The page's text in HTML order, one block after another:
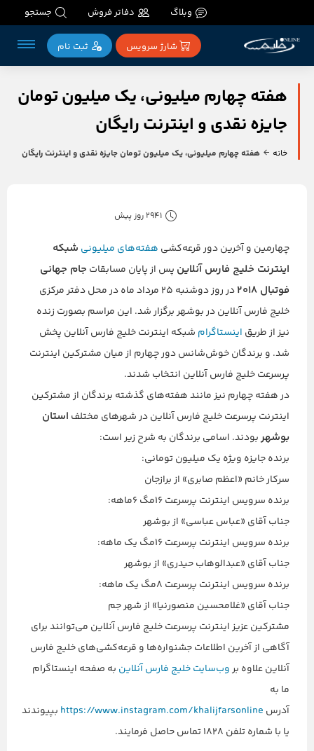
وبلاگ دفاتر فروش جستجو
شارژ سرویس ثبت‌ نام
هفته چهارم میلیونی، یک میلیون تومان
جایزه نقدی و اینترنت رایگان
خانه هفته چهارم میلیونی، یک میلیون تومان جایزه نقدی و اینترنت رایگان
2941 روز پیش
چهارمین و آخرین دور قرعه‌کشی هفته‌های میلیونی شبکه
اینترنت خلیج فارس آنلاین پس از پایان مسابقات جام جهانی
فوتبال ۲۰۱۸
در روز دوشنبه ۲۵ مرداد ماه در محل دفتر مرکزی
خلیج فارس آنلاین در بوشهر برگزار شد. این مراسم بصورت زنده
نیز از طریق اینستاگرام شبکه اینترنت خلیج فارس آنلاین پخش
شد. و برندگان خوش‌شانس دور چهارم از میان مشترکین اینترنت
پرسرعت خلیج فارس آنلاین انتخاب شدند.
در هفته چهارم نیز مانند هفته‌های گذشته برندگان از مشترکین
اینترنت پرسرعت خلیج فارس آنلاین در شهرهای مختلف استان
بوشهربودند. اسامی برندگان به شرح زیر است:
برنده جایزه ویژه یک میلیون تومانی:
سرکار خانم «اعظم صابری» از برازجان
برنده سرویس اینترنت پرسرعت ۱۶مگ ۶ماهه:
جناب آقای «عباس عباسی» از بوشهر
برنده سرویس اینترنت پرسرعت ۱۶مگ یک ماهه:
جناب آقای «عبدالوهاب حیدری» از بوشهر
برنده سرویس اینترنت پرسرعت ۸مگ یک ماهه:
جناب آقای «غلامحسین منصورنیا» از شهر جم
مشترکین عزیز اینترنت پرسرعت خلیج فارس آنلاین می‌توانند برای
آگاهی از آخرین اطلاعات جشنواره‌ها و قرعه‌کشی‌های خلیج فارس
آنلاین علاوه بروب‌سایت خلیج فارس آنلاین به صفحه اینستاگرام
ما به
آدرس https://www.instagram.com/khalijfarsonline بپیوندند
یا با شماره تلفن ۱۸۲۸ تماس حاصل فرمایند.